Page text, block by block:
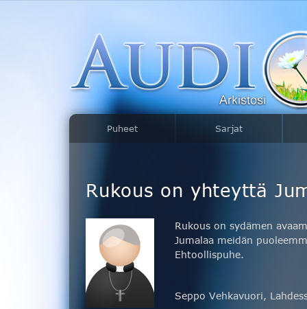
Puheet Sarjat
Rukous on yhteyttä
Rukous on sydämen
Jumalaa meidän
Ehtoollispuhe.
Seppo Vehkavuori,